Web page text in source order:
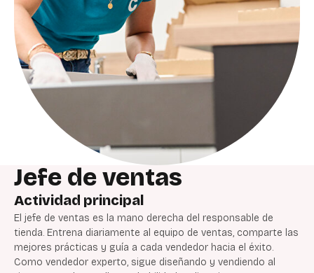
Jefe de ventas
Actividad principal
El jefe de ventas es la mano derecha del responsable de
tienda. Entrena diariamente al equipo de ventas, comparte las
mejores prácticas y guía a cada vendedor hacia el éxito.
Como vendedor experto, sigue diseñando y vendiendo al